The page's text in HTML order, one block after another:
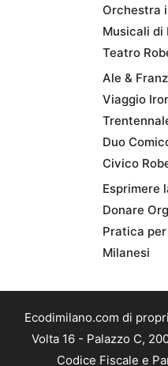
Orchestra
Musicali di
Teatro
Ale &
Viaggio
Duo
Civico
Esprimere
Donare
Pratica
Milanesi
Ecodimilano.com di
Volta 16 - Palazzo C,
Codice Fiscale e